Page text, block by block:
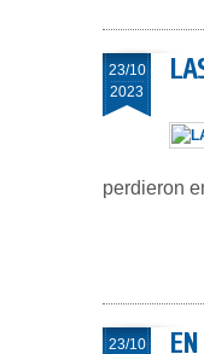
23/10
2023
perdieron
23/10